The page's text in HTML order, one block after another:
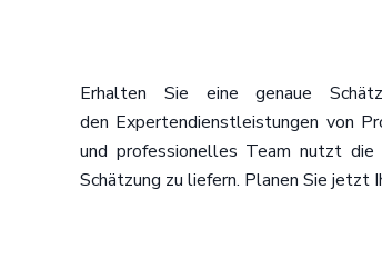
Erhalten Sie eine genaue
den Expertendienstleistungen von
und professionelles Team nutzt die
Schätzung zu liefern. Planen Sie jetzt